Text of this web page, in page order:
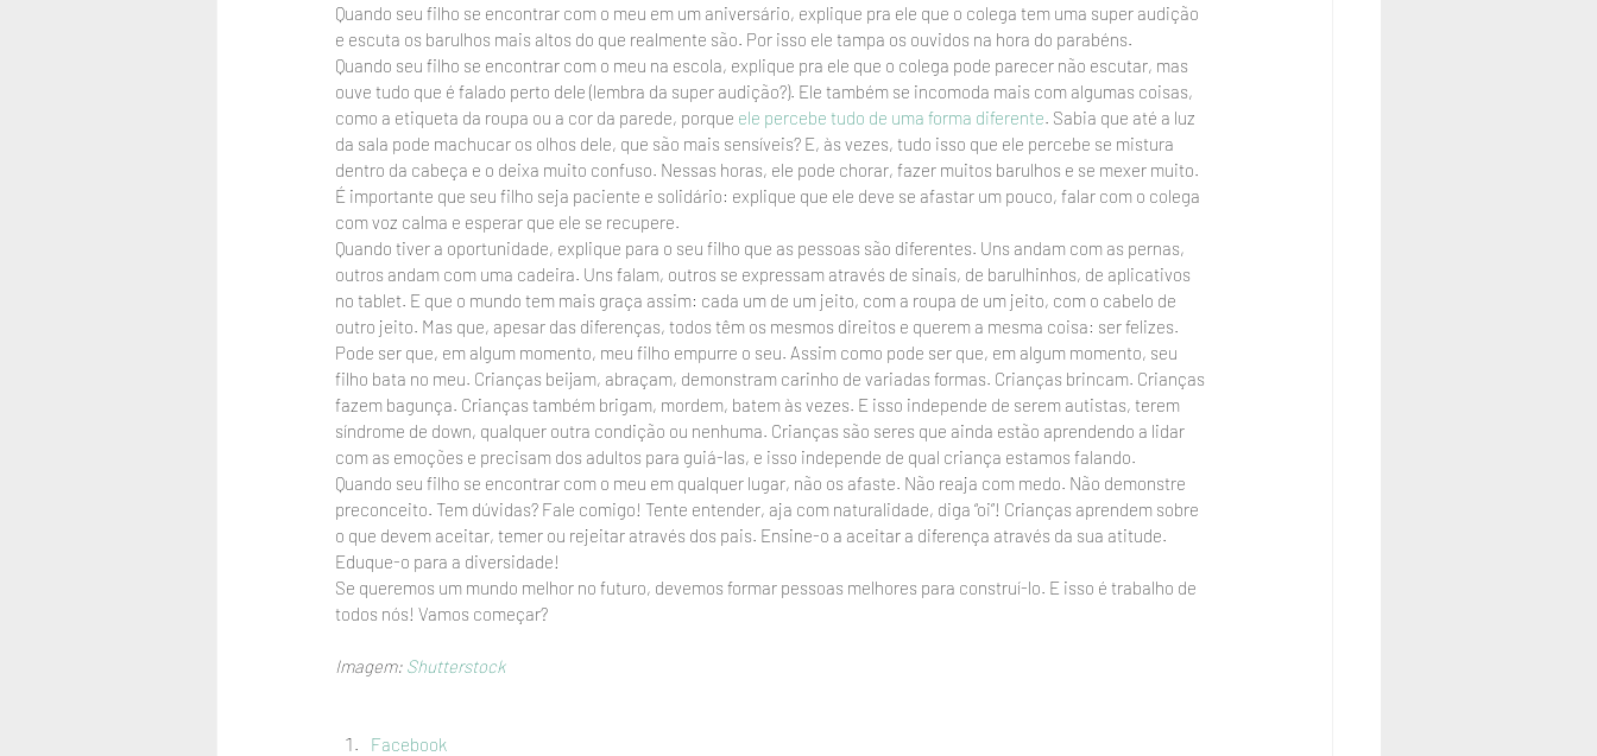
Quando seu filho se encontrar com o meu em um aniversário, explique pra ele que o colega tem uma super audição
e escuta os barulhos mais altos do que realmente são. Por isso ele tampa os ouvidos na hora do parabéns.
Quando seu filho se encontrar com o meu na escola, explique pra ele que o colega pode parecer não escutar, mas
ouve tudo que é falado perto dele (lembra da super audição?). Ele também se incomoda mais com algumas coisas,
como a etiqueta da roupa ou a cor da parede, porque ele percebe tudo de uma forma diferente . Sabia que até a luz
da sala pode machucar os olhos dele, que são mais sensíveis? E, às vezes, tudo isso que ele percebe se mistura
dentro da cabeça e o deixa muito confuso. Nessas horas, ele pode chorar, fazer muitos barulhos e se mexer muito.
É importante que seu filho seja paciente e solidário: explique que ele deve se afastar um pouco, falar com o colega
com voz calma e esperar que ele se recupere.
Quando tiver a oportunidade, explique para o seu filho que as pessoas são diferentes. Uns andam com as pernas,
outros andam com uma cadeira. Uns falam, outros se expressam através de sinais, de barulhinhos, de aplicativos
no tablet. E que o mundo tem mais graça assim: cada um de um jeito, com a roupa de um jeito, com o cabelo de
outro jeito. Mas que, apesar das diferenças, todos têm os mesmos direitos e querem a mesma coisa: ser felizes.
Pode ser que, em algum momento, meu filho empurre o seu. Assim como pode ser que, em algum momento, seu
filho bata no meu. Crianças beijam, abraçam, demonstram carinho de variadas formas. Crianças brincam. Crianças
fazem bagunça. Crianças também brigam, mordem, batem às vezes. E isso independe de serem autistas, terem
síndrome de down, qualquer outra condição ou nenhuma. Crianças são seres que ainda estão aprendendo a lidar
com as emoções e precisam dos adultos para guiá-las, e isso independe de qual criança estamos falando.
Quando seu filho se encontrar com o meu em qualquer lugar, não os afaste. Não reaja com medo. Não demonstre
preconceito. Tem dúvidas? Fale comigo! Tente entender, aja com naturalidade, diga “oi”! Crianças aprendem sobre
o que devem aceitar, temer ou rejeitar através dos pais. Ensine-o a aceitar a diferença através da sua atitude.
Eduque-o para a diversidade!
Se queremos um mundo melhor no futuro, devemos formar pessoas melhores para construí-lo. E isso é trabalho de
todos nós! Vamos começar?
Imagem: Shutterstock
Facebook